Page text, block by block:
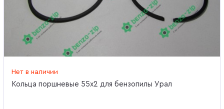
Нет в наличии
Кольца поршневые 55x2 для бензопилы Урал